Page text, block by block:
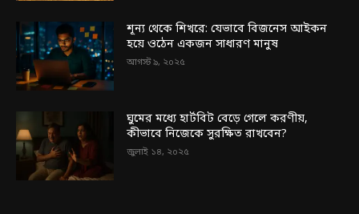
শূন্য থেকে শিখরে: যেভাবে বিজনেস আইকন
হয়ে ওঠেন একজন সাধারণ মানুষ
আগস্ট ৯, ২০২৫
ঘুমের মধ্যে হার্টবিট বেড়ে গেলে করণীয়,
কীভাবে নিজেকে সুরক্ষিত রাখবেন?
জুলাই ১৪, ২০২৫